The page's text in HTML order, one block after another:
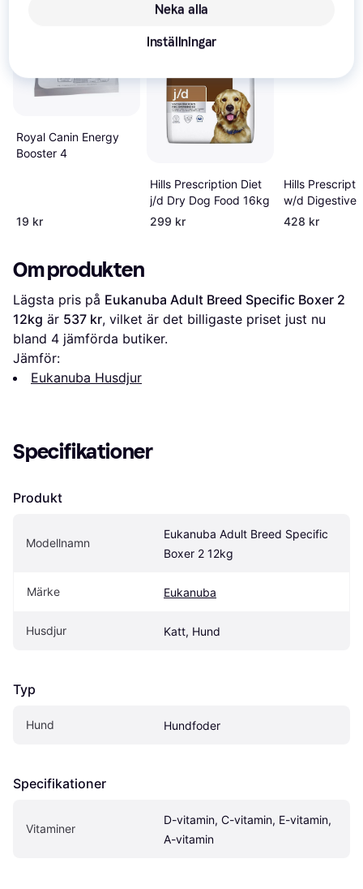
Royal Canin Energy
Booster 4
19 kr
Hills Prescription Diet
j/d Dry Dog Food 16kg
299 kr
Hills
w/d Digestive/
Management
428 kr
Om produkten
Lägsta pris på Eukanuba Adult Breed Specific Boxer 2
12kg är 537 kr, vilket är det billigaste priset just nu
bland 4 jämförda butiker.
Jämför:
Eukanuba Husdjur
Specifikationer
Produkt
Modellnamn
Eukanuba Adult Breed Specific
Boxer 2 12kg
Märke Eukanuba
Husdjur Katt, Hund
Typ
Hund Hundfoder
Specifikationer
Vitaminer
D-vitamin, C-vitamin, E-vitamin,
A-vitamin
Neka alla
Inställningar